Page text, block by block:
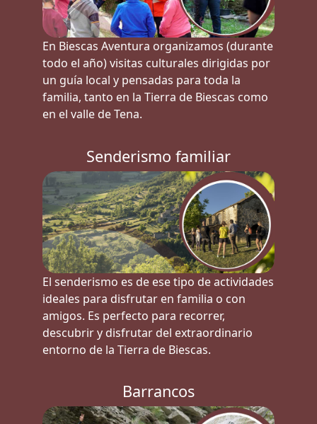
En Biescas Aventura organizamos (durante
todo el año) visitas culturales dirigidas por
un guía local y pensadas para toda la
familia, tanto en la Tierra de Biescas como
en el valle de Tena.
Senderismo familiar
El senderismo es de ese tipo de actividades
ideales para disfrutar en familia o con
amigos. Es perfecto para recorrer,
descubrir y disfrutar del extraordinario
entorno de la Tierra de Biescas.
Barrancos